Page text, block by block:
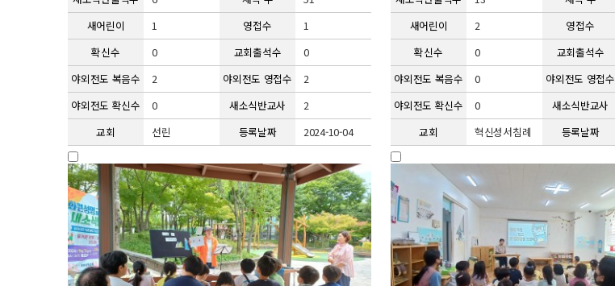
새어린이
1 영접수
1
확신수
0 교회출석수
0
야외전도 복음수
2 야외전도 영접수
2
야외전도 확신수
0 새소식반교사
2
교회
선린 등록날짜 2024-10-04
새어린이
2 영접수
확신수
0 교회출석수
야외전도 복음수
0 야외전도 영접수
야외전도 확신수
0 새소식반교사
교회
혁신성서침례 등록날짜